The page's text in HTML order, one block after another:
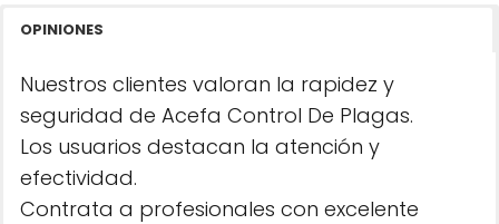
OPINIONES
Nuestros clientes valoran la rapidez y
seguridad de Acefa Control De Plagas.
Los usuarios destacan la atención y
efectividad.
Contrata a profesionales con excelente